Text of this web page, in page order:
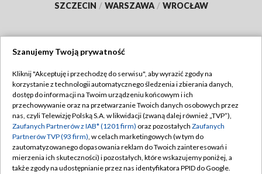
SZCZECIN / WARSZAWA / WROCŁAW
TVP
Abonament TVP
Emisja w TVP
Centrum informacji TVP
Naziemna Telewizja Cyfrowa
Regulamin TVP
Polityka prywatności
Moje zgody
Pomoc
Szanujemy Twoją prywatność
Kliknij "Akceptuję i przechodzę do serwisu", aby wyrazić zgody na
korzystanie z technologii automatycznego śledzenia i zbierania danych,
dostęp do informacji na Twoim urządzeniu końcowym i ich
przechowywanie oraz na przetwarzanie Twoich danych osobowych przez
nas, czyli Telewizję Polską S.A. w likwidacji (zwaną dalej również „TVP”),
Zaufanych Partnerów z IAB* (1201 firm) oraz pozostałych Zaufanych
Partnerów TVP (93 firm), w celach marketingowych (w tym do
zautomatyzowanego dopasowania reklam do Twoich zainteresowań i
mierzenia ich skuteczności) i pozostałych, które wskazujemy poniżej, a
także zgody na udostępnianie przez nas identyfikatora PPID do Google.